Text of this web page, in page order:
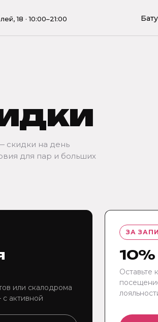
18 · 10:00–21:00
скидки на день
для пар и больших
или скалодрома
активной
ЗА
Оставьте